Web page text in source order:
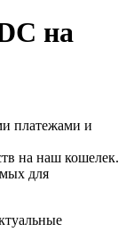
на
платежами и
на наш кошелек.
для